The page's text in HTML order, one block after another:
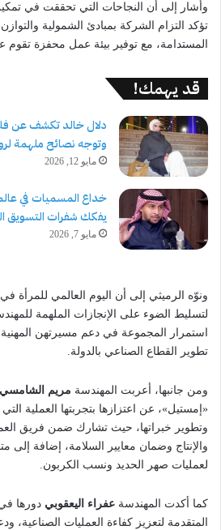
وأشار إلى أن النجاحات التي تحققت في
تؤكد التزام الشركة بمبادئ الشمولية
المستدامة، مع توفير بيئة عمل محفزة تقوم
قد يهمك!
دلال خالد تكشف عن
وتوجه نصائح ملهمة
مايو 12, 2026
خداع المسميات في
يفكك شفرات التسويق
مايو 7, 2026
ونوّه الرميثي إلى أن اليوم العالمي
لتسليط الضوء على الإنجازات الملهمة
استمرار المجموعة في دعم مسيرتهن
تطوير القطاع الصناعي بالدولة.
ومن جانبها، أعربت المهندسة مريم الشامسي
«إمستيل»، عن اعتزازها بتجربتها العملية
وتطوير خبراتها، حيث تشارك ضمن فريق
والإنتاج وضمان معايير السلامة، إضافة إلى
لعمليات صهر الحديد ونسب الكربون.
كما أكدت المهندسة عفراء اليعقوبي دورها
المتقدمة لتعزيز كفاءة العمليات